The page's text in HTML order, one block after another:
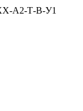
А2-Т-В-У1